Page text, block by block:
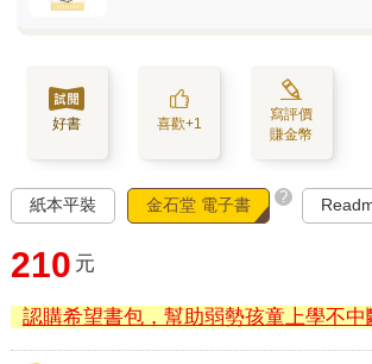
好書 喜歡+1
寫評價
賺金幣
紙本平裝 金石堂 電子書 ?
210 元
認購希望書包，幫助弱勢孩童上學不中